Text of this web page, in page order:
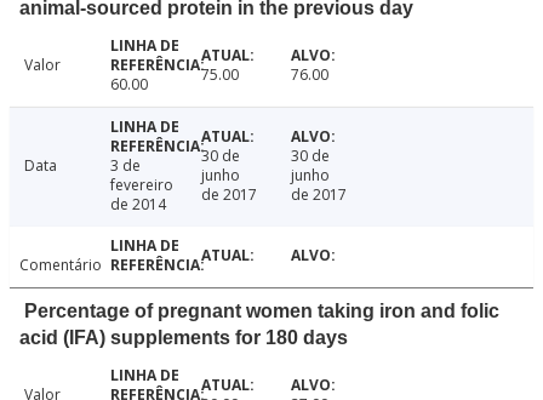
animal-sourced protein in the previous day
Valor
60.00
75.00 76.00
Data
3 de
fevereiro
de 2014
30 de
junho
de 2017
30 de
junho
de 2017
Comentário
Percentage of pregnant women taking iron and folic
acid (IFA) supplements for 180 days
Valor